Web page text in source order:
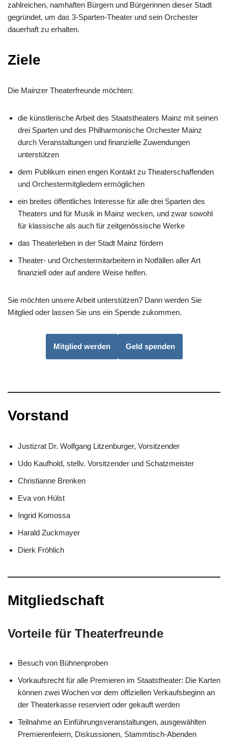
zahlreichen, namhaften Bürgern und Bürgerinnen dieser Stadt
gegründet, um das 3-Sparten-Theater und sein Orchester
dauerhaft zu erhalten.
Ziele
Die Mainzer Theaterfreunde möchten:
die künstlerische Arbeit des Staatstheaters Mainz mit seinen
drei Sparten und des Philharmonische Orchester Mainz
durch Veranstaltungen und finanzielle Zuwendungen
unterstützen
dem Publikum einen engen Kontakt zu Theaterschaffenden
und Orchestermitgliedern ermöglichen
ein breites öffentliches Interesse für alle drei Sparten des
Theaters und für Musik in Mainz wecken, und zwar sowohl
für klassische als auch für zeitgenössische Werke
das Theaterleben in der Stadt Mainz fördern
Theater- und Orchestermitarbeitern in Notfällen aller Art
finanziell oder auf andere Weise helfen.
Sie möchten unsere Arbeit unterstützen? Dann werden Sie
Mitglied oder lassen Sie uns ein Spende zukommen.
Mitglied werden Geld spenden
Vorstand
Justizrat Dr. Wolfgang Litzenburger, Vorsitzender
Udo Kaufhold, stellv. Vorsitzender und Schatzmeister
Christianne Brenken
Eva von Hülst
Ingrid Komossa
Harald Zuckmayer
Dierk Fröhlich
Mitgliedschaft
Vorteile für Theaterfreunde
Besuch von Bühnenproben
Vorkaufsrecht für alle Premieren im Staatstheater: Die Karten
können zwei Wochen vor dem offiziellen Verkaufsbeginn an
der Theaterkasse reserviert oder gekauft werden
Teilnahme an Einführungsveranstaltungen, ausgewählten
Premierenfeiern, Diskussionen, Stammtisch-Abenden